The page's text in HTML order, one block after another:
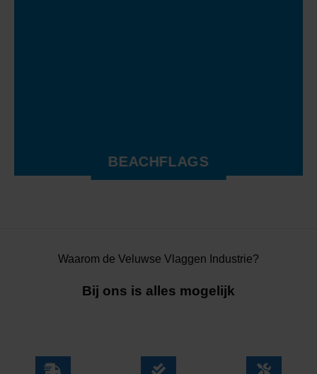
BEACHFLAGS
Waarom de Veluwse Vlaggen Industrie?
Bij ons is alles mogelijk